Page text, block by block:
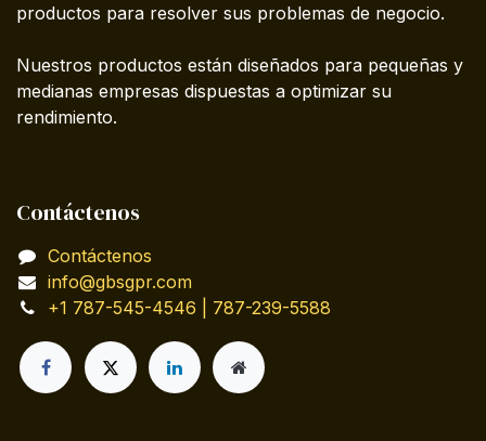
productos para resolver sus problemas de negocio.
Nuestros productos están diseñados para pequeñas y
medianas empresas dispuestas a optimizar su
rendimiento.
Contáctenos
Contáctenos
info@gbsgpr.com
+1 787-545-4546 | 787-239-5588